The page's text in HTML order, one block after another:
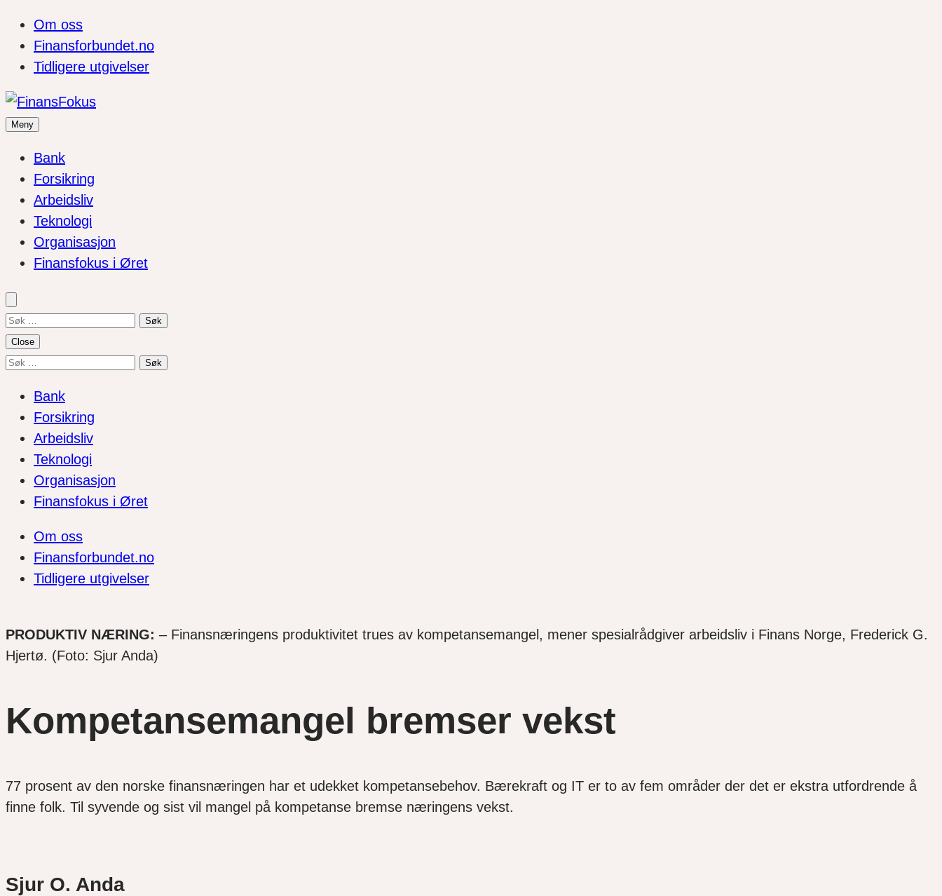
Om oss
Finansforbundet.no
Tidligere utgivelser
Meny
Bank
Forsikring
Arbeidsliv
Teknologi
Organisasjon
Finansfokus i Øret
Søk
etter:
Close
Søk
Bank
Forsikring
Arbeidsliv
Teknologi
Organisasjon
Finansfokus i Øret
Om oss
Finansforbundet.no
Tidligere utgivelser
PRODUKTIV NÆRING: – Finansnæringens produktivitet trues av kompetansemangel, mener spesialrådgiver arbeidsliv i Finans Norge, Frederick G.
Hjertø. (Foto: Sjur Anda)
Kompetansemangel bremser vekst
77 prosent av den norske finansnæringen har et udekket kompetansebehov. Bærekraft og IT er to av fem områder der det er ekstra utfordrende å
finne folk. Til syvende og sist vil mangel på kompetanse bremse næringens vekst.
Sjur O. Anda